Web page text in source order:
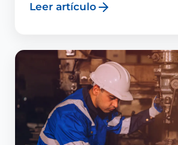
Leer artículo